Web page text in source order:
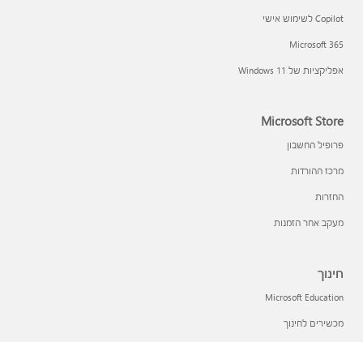
Copilot לשימוש אישי
Microsoft 365
אפליקציות של Windows 11‏
Microsoft Store
פרופיל החשבון
מרכז ההורדות
החזרות
מעקב אחר הזמנות
חינוך
Microsoft Education
מכשירים לחינוך